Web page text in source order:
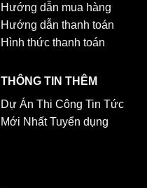
Hướng dẫn mua hàng
Hướng dẫn thanh toán
Hình thức thanh toán
THÔNG TIN THÊM
Dự Án Thi Công Tin Tức
Mới Nhất Tuyển dụng